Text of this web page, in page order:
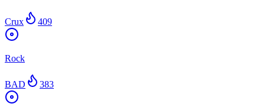
Crux 409
Rock
BAD 383